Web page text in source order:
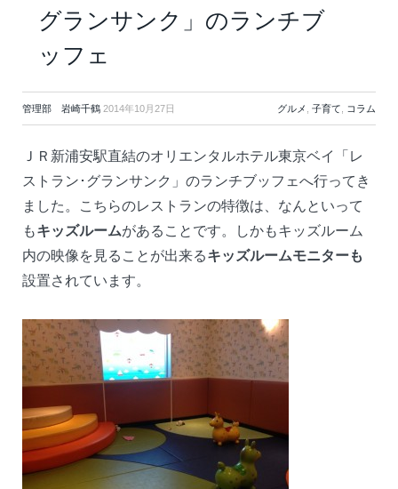
グランサンク」のランチブ
ッフェ
管理部 岩崎千鶴 2014年10月27日 グルメ 子育て コラム
ＪＲ新浦安駅直結のオリエンタルホテル東京ベイ「レ
ストラン･グランサンク」のランチブッフェへ行ってき
ました。こちらのレストランの特徴は、なんといって
もキッズルームがあることです。しかもキッズルーム
内の映像を見ることが出来るキッズルームモニターも
設置されています。